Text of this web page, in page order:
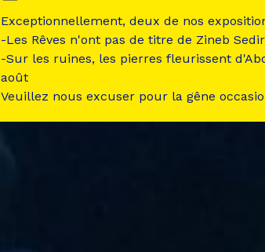
Exceptionnellement, deux de nos
-Les Rêves n'ont pas de titre de Zineb
-Sur les ruines, les pierres fleurissent
août
Veuillez nous excuser pour la gêne